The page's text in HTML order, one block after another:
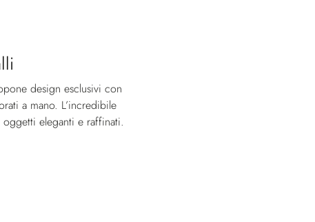
design esclusivi con
a mano. L’incredibile
eleganti e raffinati.